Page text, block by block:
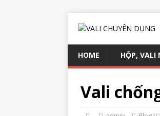
HOME HỘP, VALI
Vali